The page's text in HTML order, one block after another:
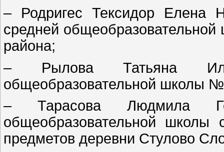
– Родригес Тексидор Елена
средней
района;
– Рылова Татьяна
общеобразовательной школы №
– Тарасова Людмила
общеобразовательной школы
предметов деревни Стулово